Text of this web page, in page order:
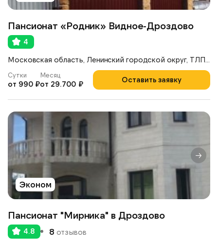
Пансионат «Родник» Видное-Дроздово
4
Оставить заявку
Сутки
от 990 ₽
Месяц
от 29.700 ₽
Эконом
Пансионат "Мирника" в Дроздово
4.8 8 отзывов